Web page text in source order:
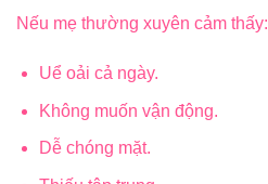
Nếu mẹ thường xuyên cảm thấy:
Uể oải cả ngày.
Không muốn vận động.
Dễ chóng mặt.